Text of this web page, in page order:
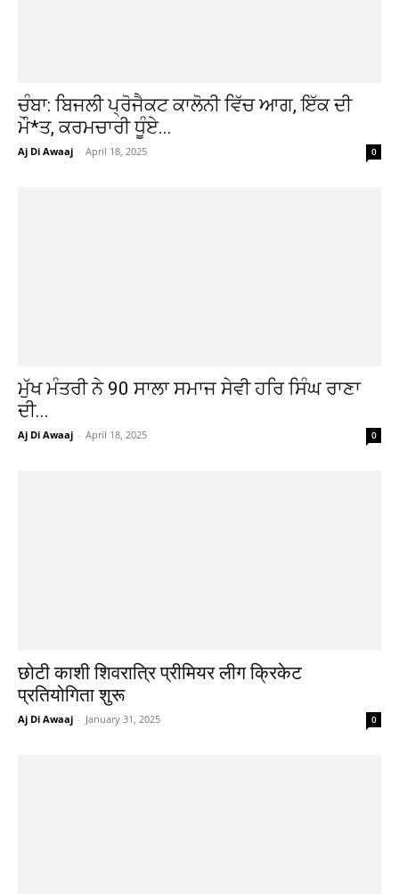
ਚੰਬਾ: ਬਿਜਲੀ ਪ੍ਰੋਜੈਕਟ ਕਾਲੋਨੀ ਵਿੱਚ ਆਗ, ਇੱਕ ਦੀ
ਮੌ*ਤ, ਕਰਮਚਾਰੀ ਧੂੰਏ...
Aj Di Awaaj - April 18, 2025 0
ਮੁੱਖ ਮੰਤਰੀ ਨੇ 90 ਸਾਲਾ ਸਮਾਜ ਸੇਵੀ ਹਰਿ ਸਿੰਘ ਰਾਣਾ
ਦੀ...
Aj Di Awaaj - April 18, 2025 0
छोटी काशी शिवरात्रि प्रीमियर लीग क्रिकेट
प्रतियोगिता शुरू
Aj Di Awaaj - January 31, 2025 0